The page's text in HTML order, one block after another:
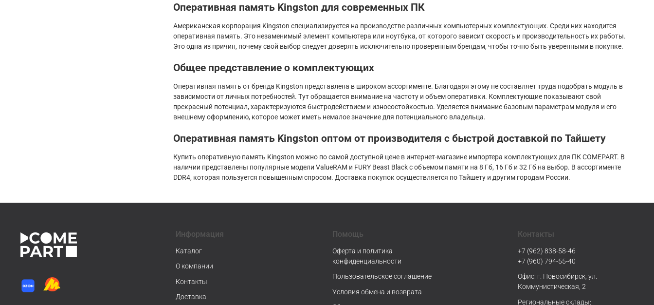
Оперативная память Kingston для современных ПК
Американская корпорация Kingston специализируется на производстве различных компьютерных комплектующих. Среди них находится
оперативная память. Это незаменимый элемент компьютера или ноутбука, от которого зависит скорость и производительность их работы.
Это одна из причин, почему свой выбор следует доверять исключительно проверенным брендам, чтобы точно быть уверенными в покупке.
Общее представление о комплектующих
Оперативная память от бренда Kingston представлена в широком ассортименте. Благодаря этому не составляет труда подобрать модуль в
зависимости от личных потребностей. Тут обращается внимание на частоту и объем оперативки. Комплектующие показывают свой
прекрасный потенциал, характеризуются быстродействием и износостойкостью. Уделяется внимание базовым параметрам модуля и его
внешнему оформлению, которое может иметь немалое значение для потенциального владельца.
Оперативная память Kingston оптом от производителя с быстрой доставкой по Тайшету
Купить оперативную память Kingston можно по самой доступной цене в интернет-магазине импортера комплектующих для ПК COMEPART. В
наличии представлены популярные модели ValueRAM и FURY Beast Black с объемом памяти на 8 Гб, 16 Гб и 32 Гб на выбор. В ассортименте
DDR4, которая пользуется повышенным спросом. Доставка покупок осуществляется по Тайшету и другим городам России.
Информация
Каталог
О компании
Контакты
Доставка
Помощь
Оферта и политика
конфиденциальности
Пользовательское соглашение
Условия обмена и возврата
Контакты
+7 (962) 838-58-46
+7 (960) 794-55-40
Офис: г. Новосибирск, ул.
Коммунистическая, 2
Региональные склады: